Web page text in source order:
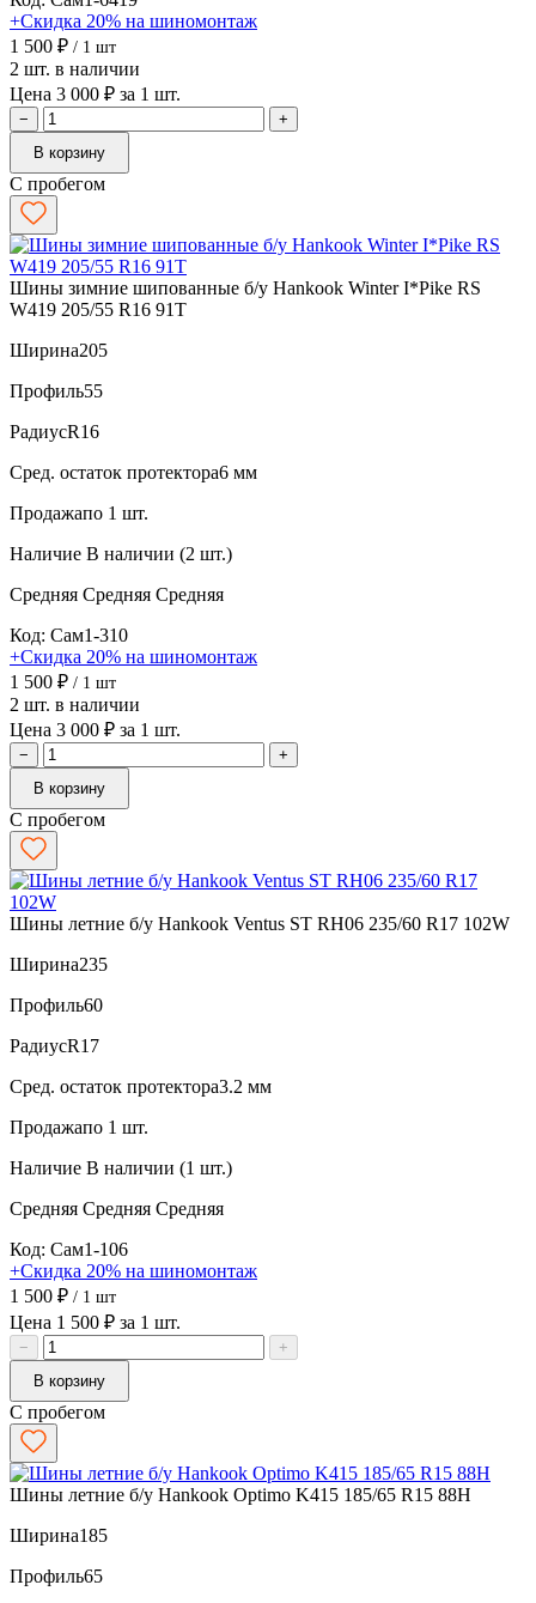
+Скидка 20% на шиномонтаж
1 500 ₽ / 1 шт
2 шт. в наличии
Цена 3 000 ₽ за 1 шт.
−
+
В корзину
С пробегом
Шины зимние шипованные б/у Hankook Winter I*Pike RS
W419 205/55 R16 91T
Ширина205
Профиль55
РадиусR16
Сред. остаток протектора6 мм
Продажапо 1 шт.
Наличие В наличии (2 шт.)
Средняя Средняя Средняя
Код: Сам1-310
+Скидка 20% на шиномонтаж
1 500 ₽ / 1 шт
2 шт. в наличии
Цена 3 000 ₽ за 1 шт.
−
+
В корзину
С пробегом
Шины летние б/у Hankook Ventus ST RH06 235/60 R17 102W
Ширина235
Профиль60
РадиусR17
Сред. остаток протектора3.2 мм
Продажапо 1 шт.
Наличие В наличии (1 шт.)
Средняя Средняя Средняя
Код: Сам1-106
+Скидка 20% на шиномонтаж
1 500 ₽ / 1 шт
Цена 1 500 ₽ за 1 шт.
−
+
В корзину
С пробегом
Шины летние б/у Hankook Optimo K415 185/65 R15 88H
Ширина185
Профиль65